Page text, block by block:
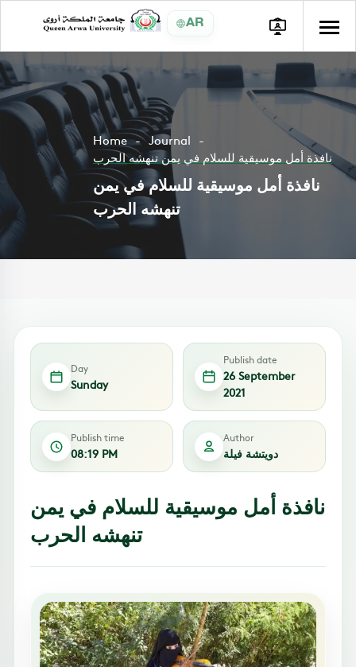
AR
Home
Journal
نافذة أمل موسيقية للسلام في يمن تنهشه الحرب
نافذة أمل موسيقية للسلام في يمن
تنهشه الحرب
Day
Sunday
Publish date
26 September
2021
Publish time
08:19 PM
Author
دويتشة فيلة
نافذة أمل موسيقية للسلام في يمن
تنهشه الحرب